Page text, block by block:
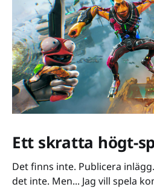
Ett skratta högt-
Det finns inte. Publicera inlägg. Ok, riktigt så illa är
det inte. Men... Jag vill spela komedispel, roliga